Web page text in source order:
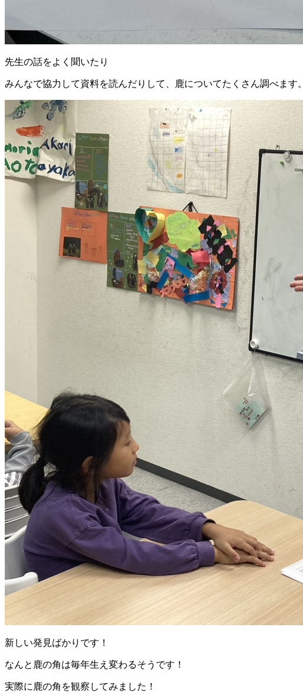
先生の話をよく聞いたり
みんなで協力して資料を読んだりして、鹿についてたくさん調べます。
新しい発見ばかりです！
なんと鹿の角は毎年生え変わるそうです！
実際に鹿の角を観察してみました！